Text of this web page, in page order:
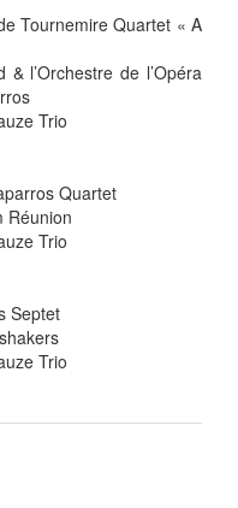
Tournemire Quartet « A
l’Orchestre de l’Opéra
Trio
Quartet
Réunion
Trio
Septet
Trio